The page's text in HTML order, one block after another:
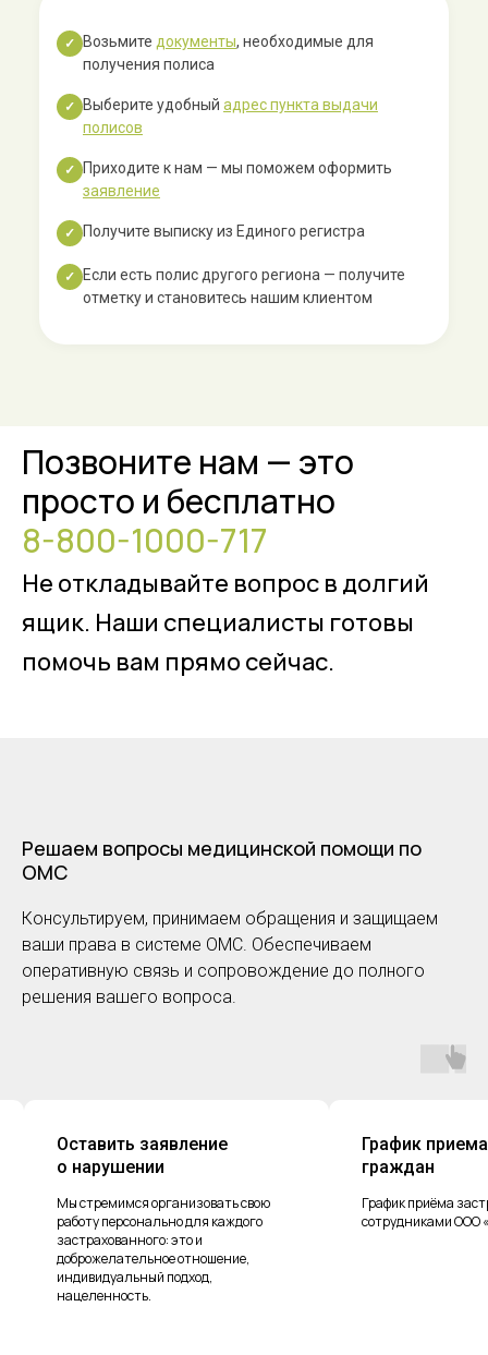
✓ Возьмите документы, необходимые для
получения полиса
✓ Выберите удобный адрес пункта выдачи
полисов
✓
Приходите к нам — мы поможем оформить
заявление
✓ Получите выписку из Единого регистра
✓
Если есть полис другого региона — получите
отметку и становитесь нашим клиентом
Позвоните нам — это
просто и бесплатно
8-800-1000-717
Не откладывайте вопрос в долгий
ящик. Наши специалисты готовы
помочь вам прямо сейчас.
Решаем вопросы медицинской помощи по
ОМС
Консультируем, принимаем обращения и защищаем
ваши права в системе ОМС. Обеспечиваем
оперативную связь и сопровождение до полного
решения вашего вопроса.
Оставить заявление
о нарушении
Мы стремимся организовать свою
работу персонально для каждого
застрахованного: это и
доброжелательное отношение,
индивидуальный подход,
нацеленность.
График приема
граждан
График приёма
сотрудниками ООО